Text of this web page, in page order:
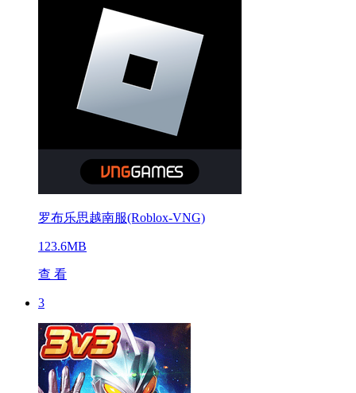
罗布乐思越南服(Roblox-VNG)
123.6MB
查 看
3